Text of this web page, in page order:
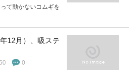
て動かないコムギを
12月）、吸ステ
0